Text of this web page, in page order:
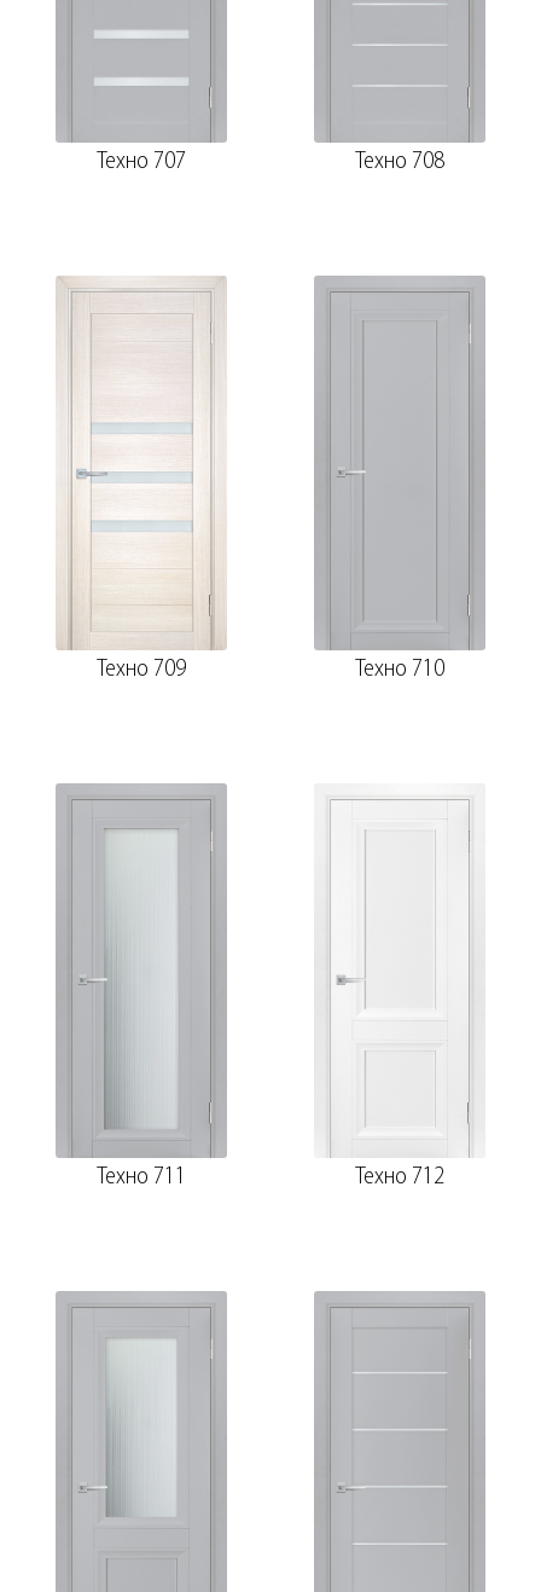
Техно 707 Техно 708
Техно 709 Техно 710
Техно 711 Техно 712